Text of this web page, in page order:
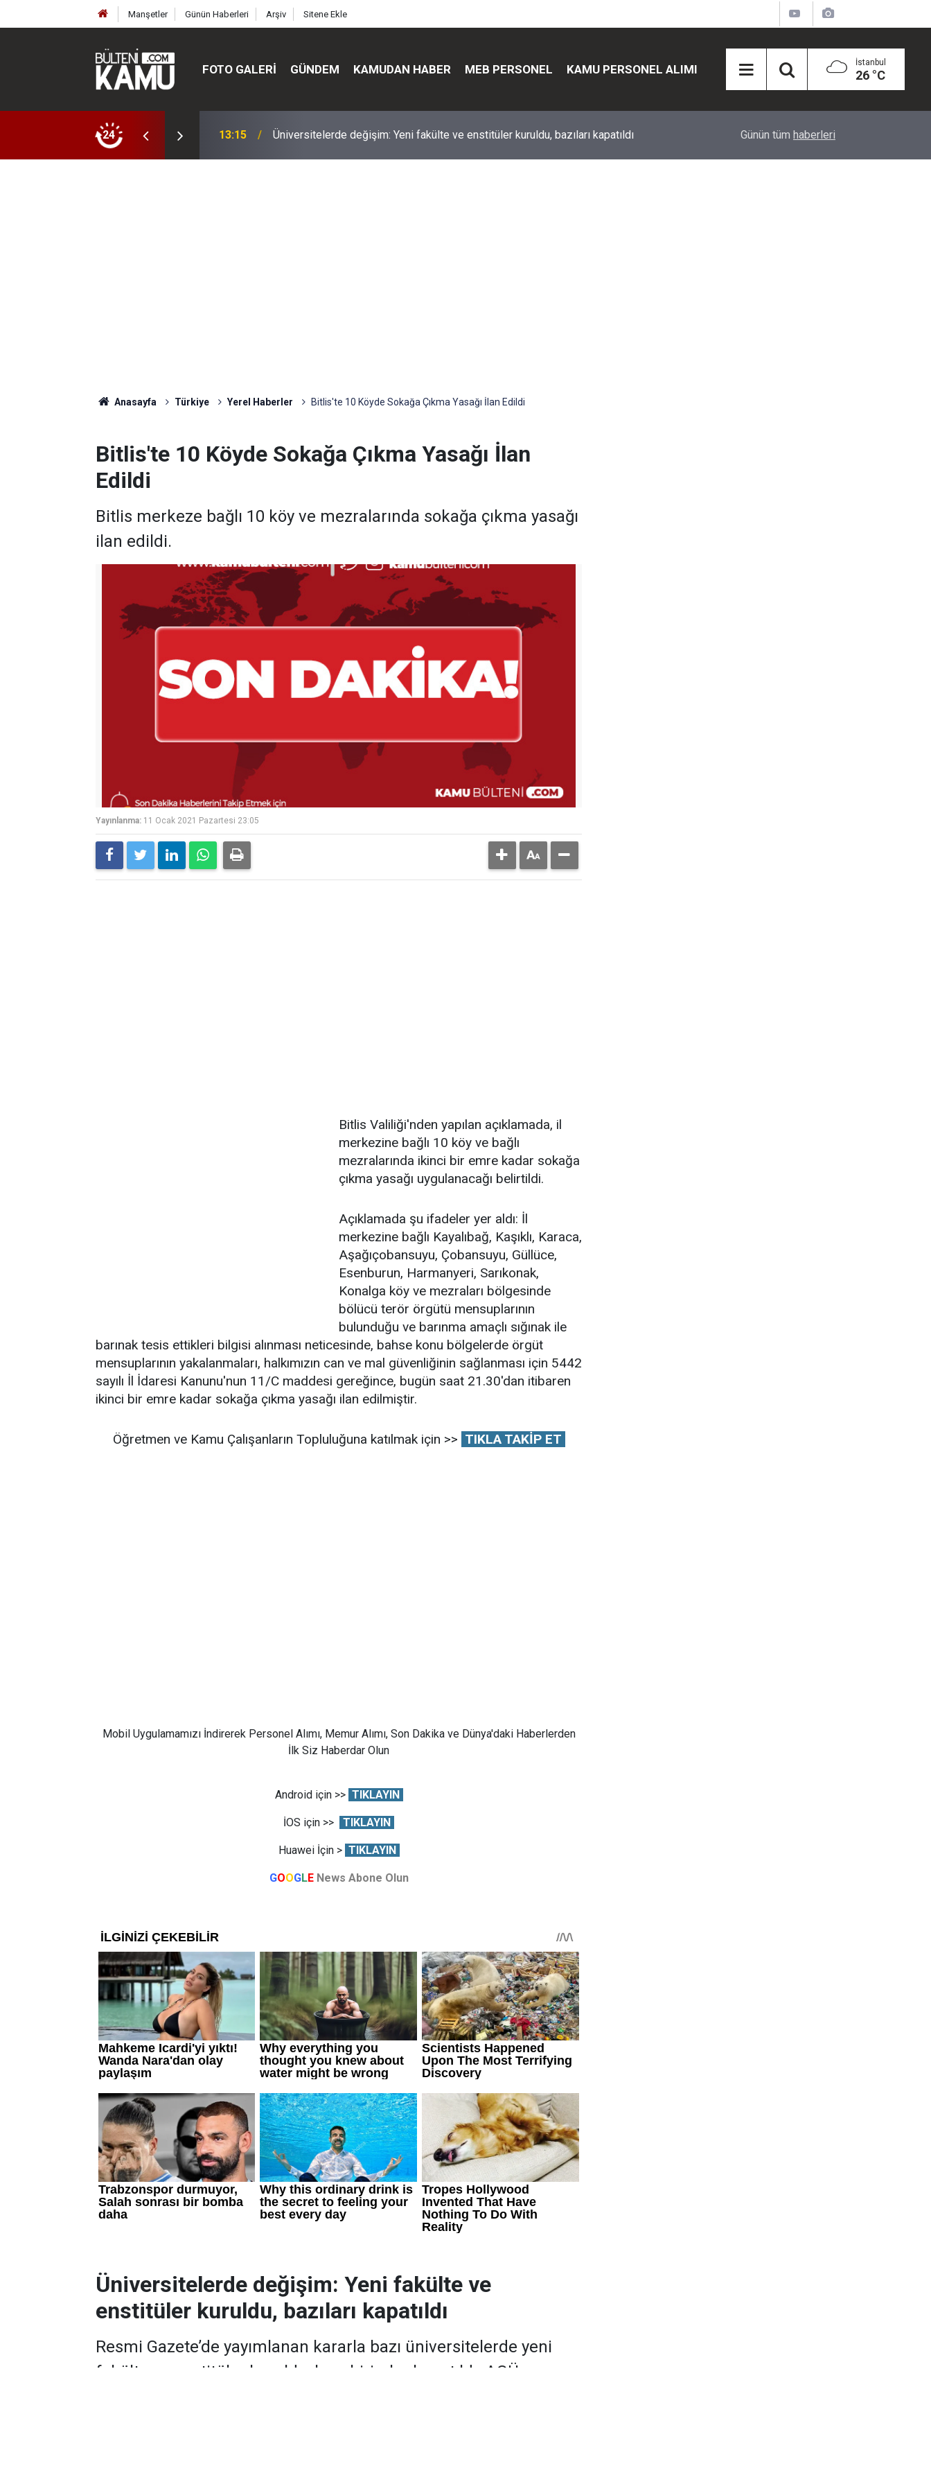
Manşetler Günün Haberleri Arşiv Sitene Ekle
FOTO GALERI GÜNDEM KAMUDAN HABER MEB PERSONEL KAMU PERSONEL ALIMI İstanbul
26 °C
24
ve enstitüler kuruldu, bazıları kapatıldı 13:00 MEB’de üst düzey değişim: Genel müdürler değişti, yeni isimler atandı Eğiti Bir Sen'den Kadınlar İçin Olay Teklif:
Günün tüm haberleri
Anasayfa Türkiye Yerel Haberler Bitlis'te 10 Köyde Sokağa Çıkma Yasağı İlan Edildi
Bitlis'te 10 Köyde Sokağa Çıkma Yasağı İlan
Edildi
Bitlis merkeze bağlı 10 köy ve mezralarında sokağa çıkma yasağı
ilan edildi.
Yayınlanma: 11 Ocak 2021 Pazartesi 23:05
Bitlis Valiliği'nden yapılan açıklamada, il
merkezine bağlı 10 köy ve bağlı
mezralarında ikinci bir emre kadar sokağa
çıkma yasağı uygulanacağı belirtildi.
Açıklamada şu ifadeler yer aldı: İl
merkezine bağlı Kayalıbağ, Kaşıklı, Karaca,
Aşağıçobansuyu, Çobansuyu, Güllüce,
Esenburun, Harmanyeri, Sarıkonak,
Konalga köy ve mezraları bölgesinde
bölücü terör örgütü mensuplarının
bulunduğu ve barınma amaçlı sığınak ile
barınak tesis ettikleri bilgisi alınması neticesinde, bahse konu bölgelerde örgüt
mensuplarının yakalanmaları, halkımızın can ve mal güvenliğinin sağlanması için 5442
sayılı İl İdaresi Kanunu'nun 11/C maddesi gereğince, bugün saat 21.30'dan itibaren
ikinci bir emre kadar sokağa çıkma yasağı ilan edilmiştir.
Öğretmen ve Kamu Çalışanların Topluluğuna katılmak için >> TIKLA TAKİP ET
Mobil Uygulamamızı İndirerek Personel Alımı, Memur Alımı, Son Dakika ve Dünya'daki Haberlerden
İlk Siz Haberdar Olun
Android için >> TIKLAYIN
İOS için >> TIKLAYIN
Huawei İçin > TIKLAYIN
GOOGLE News Abone Olun
Üniversitelerde değişim: Yeni fakülte ve
enstitüler kuruldu, bazıları kapatıldı
Resmi Gazete’de yayımlanan kararla bazı üniversitelerde yeni
fakülte ve enstitüler kuruldu, bazı birimler kapatıldı. AGÜ ve